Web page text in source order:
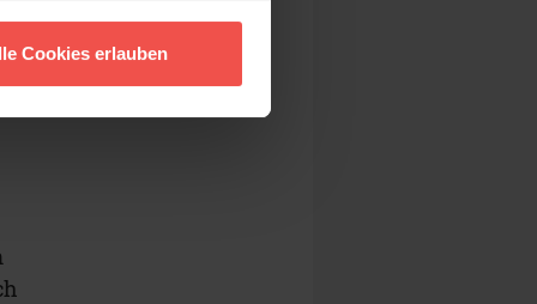
Cookies erlauben